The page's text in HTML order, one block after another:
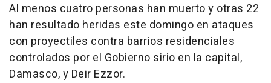
Al menos cuatro personas han muerto y otras 22
han resultado heridas este domingo en ataques
con proyectiles contra barrios residenciales
controlados por el Gobierno sirio en la capital,
Damasco, y Deir Ezzor.